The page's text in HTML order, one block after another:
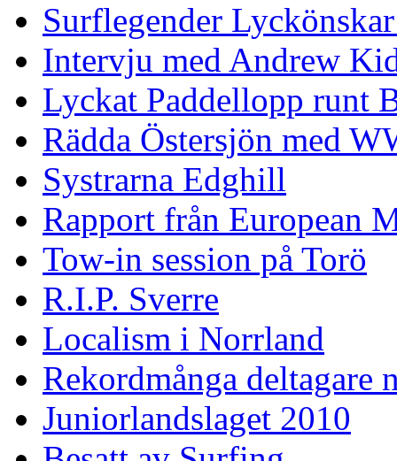
Surflegender
Intervju med Andrew
Lyckat Paddellopp runt
Rädda Östersjön med
Systrarna Edghill
Rapport från European
Tow-in session på Torö
R.I.P. Sverre
Localism i Norrland
Rekordmånga deltagare
Juniorlandslaget 2010